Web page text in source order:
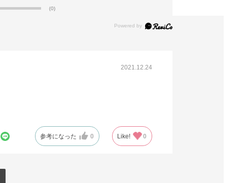
(0)
2021.12.24
参考になった 0 Like! 0